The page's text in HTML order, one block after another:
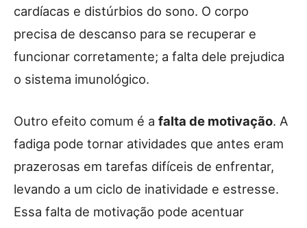
cardíacas e distúrbios do sono. O corpo
precisa de descanso para se recuperar e
funcionar corretamente; a falta dele prejudica
o sistema imunológico.
Outro efeito comum é a falta de motivação. A
fadiga pode tornar atividades que antes eram
prazerosas em tarefas difíceis de enfrentar,
levando a um ciclo de inatividade e estresse.
Essa falta de motivação pode acentuar